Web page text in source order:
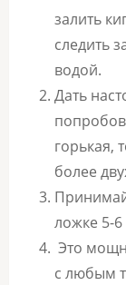
залить
следить
водой.
Дать
горькая,
более
ложке 5-6
Это
с любым